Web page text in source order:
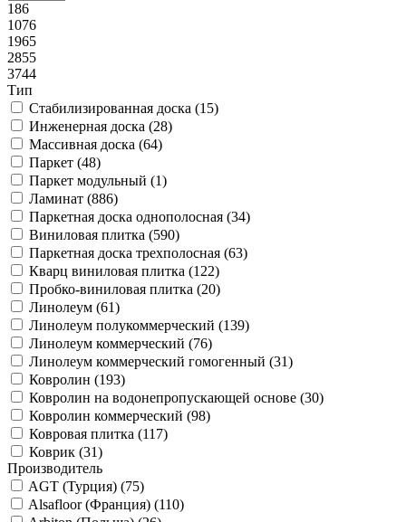
186
1076
1965
2855
3744
Тип
Стабилизированная доска (15)
Инженерная доска (28)
Массивная доска (64)
Паркет (48)
Паркет модульный (1)
Ламинат (886)
Паркетная доска однополосная (34)
Виниловая плитка (590)
Паркетная доска трехполосная (63)
Кварц виниловая плитка (122)
Пробко-виниловая плитка (20)
Линолеум (61)
Линолеум полукоммерческий (139)
Линолеум коммерческий (76)
Линолеум коммерческий гомогенный (31)
Ковролин (193)
Ковролин на водонепропускающей основе (30)
Ковролин коммерческий (98)
Ковровая плитка (117)
Коврик (31)
Производитель
AGT (Турция) (75)
Alsafloor (Франция) (110)